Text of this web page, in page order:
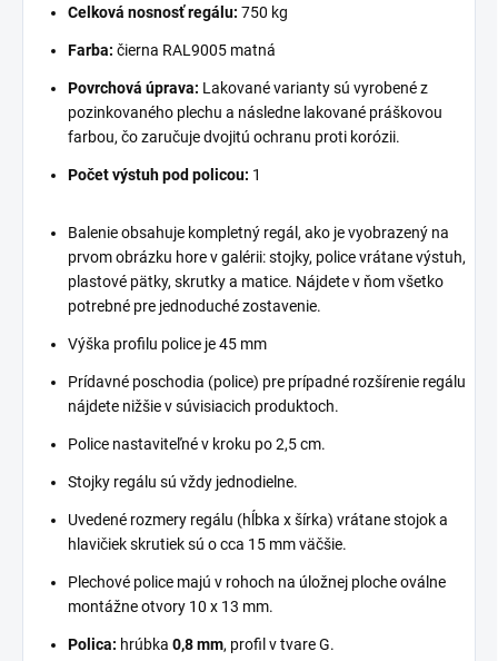
Celková nosnosť regálu: 750 kg
Farba: čierna RAL9005 matná
Povrchová úprava: Lakované varianty sú vyrobené z
pozinkovaného plechu a následne lakované práškovou
farbou, čo zaručuje dvojitú ochranu proti korózii.
Počet výstuh pod policou: 1
Balenie obsahuje kompletný regál, ako je vyobrazený na
prvom obrázku hore v galérii: stojky, police vrátane výstuh,
plastové pätky, skrutky a matice. Nájdete v ňom všetko
potrebné pre jednoduché zostavenie.
Výška profilu police je 45 mm
Prídavné poschodia (police) pre prípadné rozšírenie regálu
nájdete nižšie v súvisiacich produktoch.
Police nastaviteľné v kroku po 2,5 cm.
Stojky regálu sú vždy jednodielne.
Uvedené rozmery regálu (hĺbka x šírka) vrátane stojok a
hlavičiek skrutiek sú o cca 15 mm väčšie.
Plechové police majú v rohoch na úložnej ploche oválne
montážne otvory 10 x 13 mm.
Polica: hrúbka 0,8 mm, profil v tvare G.